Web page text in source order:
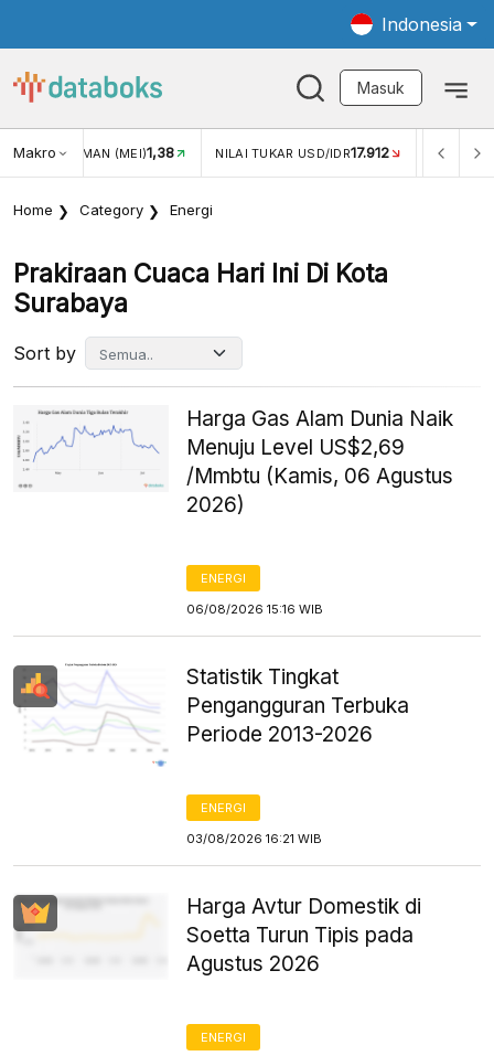
Indonesia
Masuk
MakroWISMAN (MEI)1,38 NILAI TUKAR USD/IDR17.912 INFLASI
Home Category Energi
Prakiraan Cuaca Hari Ini Di Kota
Surabaya
Sort by
Harga Gas Alam Dunia Naik
Menuju Level US$2,69
/Mmbtu (Kamis, 06 Agustus
2026)
ENERGI
06/08/2026 15:16 WIB
Statistik Tingkat
Pengangguran Terbuka
Periode 2013-2026
ENERGI
03/08/2026 16:21 WIB
Harga Avtur Domestik di
Soetta Turun Tipis pada
Agustus 2026
ENERGI